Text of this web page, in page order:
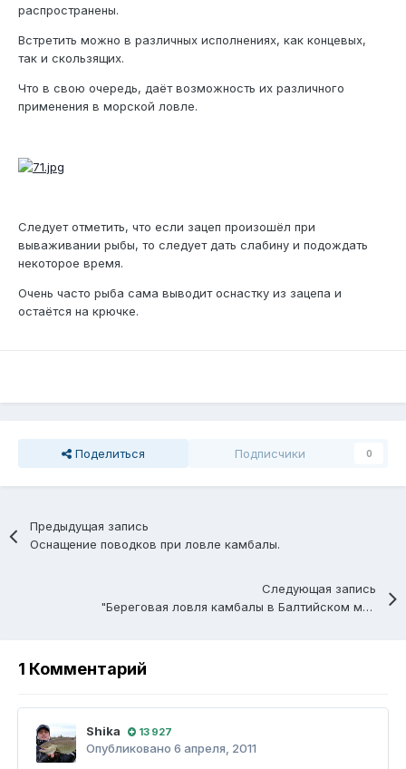
распространены.
Встретить можно в различных исполнениях, как концевых,
так и скользящих.
Что в свою очередь, даёт возможность их различного
применения в морской ловле.
Следует отметить, что если зацеп произошёл при
вываживании рыбы, то следует дать слабину и подождать
некоторое время.
Очень часто рыба сама выводит оснастку из зацепа и
остаётся на крючке.
Поделиться Подписчики 0
Предыдущая запись
Оснащение поводков при ловле камбалы.
Следующая запись
"Береговая ловля камбалы в Балтийском море (личный опыт)". Часть 3.
1 Комментарий
Shika 13 927
Опубликовано 6 апреля, 2011